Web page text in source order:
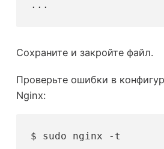
...
Сохраните и закройте файл.
Проверьте ошибки в
Nginx:
$ sudo nginx -t